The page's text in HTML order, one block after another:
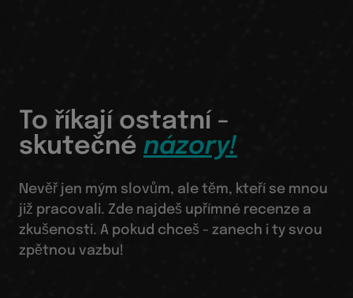
To říkají ostatní -
skutečné názory!
Nevěř jen mým slovům, ale těm, kteří se mnou
již pracovali. Zde najdeš upřímné recenze a
zkušenosti. A pokud chceš - zanech i ty svou
zpětnou vazbu!